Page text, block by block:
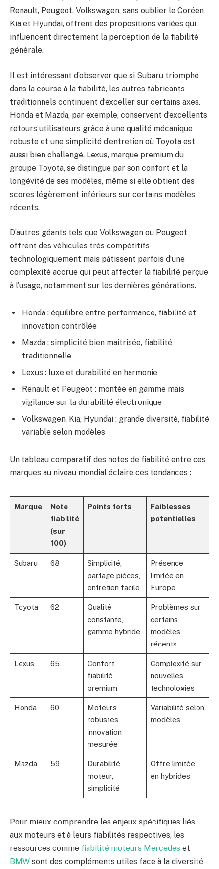
Renault, Peugeot, Volkswagen, sans oublier le Coréen
Kia et Hyundai, offrent des propositions variées qui
influencent directement la perception de la fiabilité
générale.
Il est intéressant d’observer que si Subaru triomphe
dans la course à la fiabilité, les autres fabricants
traditionnels continuent d’exceller sur certains axes.
Honda et Mazda, par exemple, conservent d’excellents
retours utilisateurs grâce à une qualité mécanique
robuste et une simplicité d’entretien où Toyota est
aussi bien challengé. Lexus, marque premium du
groupe Toyota, se distingue par son confort et la
longévité de ses modèles, même si elle obtient des
scores légèrement inférieurs sur certains modèles
récents.
D’autres géants tels que Volkswagen ou Peugeot
offrent des véhicules très compétitifs
technologiquement mais pâtissent parfois d’une
complexité accrue qui peut affecter la fiabilité perçue
à l’usage, notamment sur les dernières générations.
Honda : équilibre entre performance, fiabilité et
innovation contrôlée
Mazda : simplicité bien maîtrisée, fiabilité
traditionnelle
Lexus : luxe et durabilité en harmonie
Renault et Peugeot : montée en gamme mais
vigilance sur la durabilité électronique
Volkswagen, Kia, Hyundai : grande diversité, fiabilité
variable selon modèles
Un tableau comparatif des notes de fiabilité entre ces
marques au niveau mondial éclaire ces tendances :
Marque
Note
fiabilité
(sur
100)
Points forts
Faiblesses
potentielles
Subaru 68
Simplicité,
partage pièces,
entretien facile
Présence
limitée en
Europe
Toyota 62
Qualité
constante,
gamme hybride
Problèmes sur
certains
modèles
récents
Lexus 65
Confort,
fiabilité
premium
Complexité sur
nouvelles
technologies
Honda 60
Moteurs
robustes,
innovation
mesurée
Variabilité selon
modèles
Mazda 59
Durabilité
moteur,
simplicité
Offre limitée
en hybrides
Pour mieux comprendre les enjeux spécifiques liés
aux moteurs et à leurs fiabilités respectives, les
ressources comme fiabilité moteurs Mercedes et
BMW sont des compléments utiles face à la diversité